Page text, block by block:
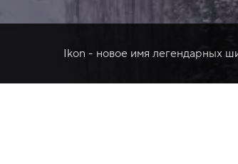
Ikon - новое имя легендарных